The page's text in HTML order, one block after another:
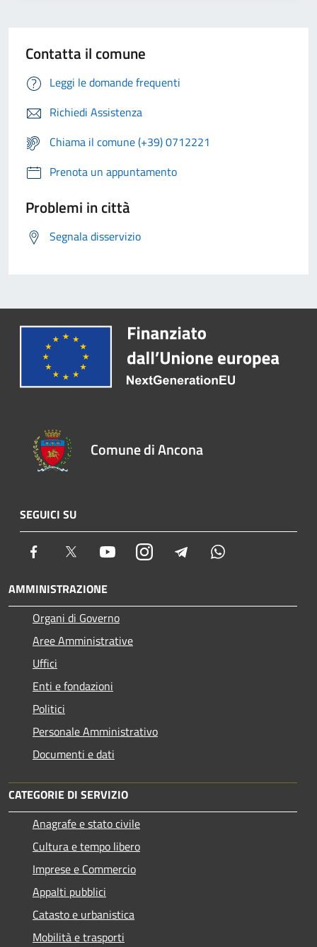
Contatta il comune
Leggi le domande frequenti
Richiedi Assistenza
Chiama il comune (+39) 0712221
Prenota un appuntamento
Problemi in città
Segnala disservizio
Comune di Ancona
SEGUICI SU
Facebook Twitter YoutubeInstagram Telegram
AMMINISTRAZIONE
Organi di Governo
Aree Amministrative
Uffici
Enti e fondazioni
Politici
Personale Amministrativo
Documenti e dati
CATEGORIE DI SERVIZIO
Anagrafe e stato civile
Cultura e tempo libero
Imprese e Commercio
Appalti pubblici
Catasto e urbanistica
Mobilità e trasporti